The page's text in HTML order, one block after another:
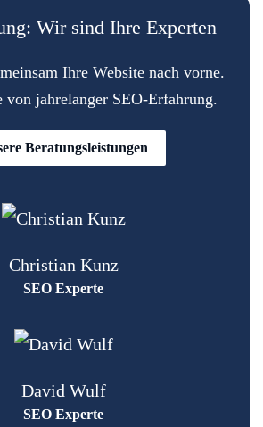
Wir sind Ihre Experten
Ihre Website nach vorne.
von jahrelanger SEO-Erfahrung.
Beratungsleistungen
Christian Kunz
SEO Experte
David Wulf
SEO Experte